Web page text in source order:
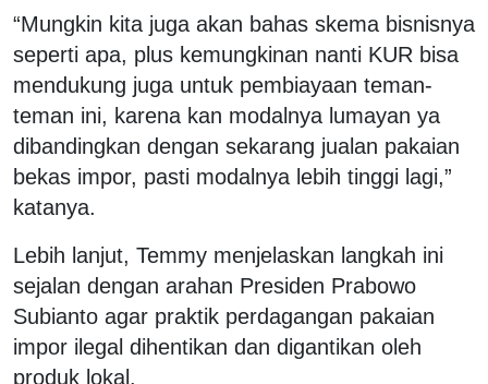
“Mungkin kita juga akan bahas skema bisnisnya
seperti apa, plus kemungkinan nanti KUR bisa
mendukung juga untuk pembiayaan teman-
teman ini, karena kan modalnya lumayan ya
dibandingkan dengan sekarang jualan pakaian
bekas impor, pasti modalnya lebih tinggi lagi,”
katanya.
Lebih lanjut, Temmy menjelaskan langkah ini
sejalan dengan arahan Presiden Prabowo
Subianto agar praktik perdagangan pakaian
impor ilegal dihentikan dan digantikan oleh
produk lokal.